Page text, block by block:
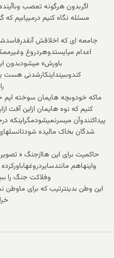
اگربدون هرگونه تعصب
مسئله نگاه کنیم درمییابیم که
جامعه ای که اخلاقش
اعدام میایستدوهردروغ
باورش» میشودبدون
کندوببینداینکارشدنی
ماکه خودوبچه هایمان سوخته ایم
کنیم که نوه هایمان ازاین آفت
پیداکنندوآن میسرنمیشودمگراینکه
شدگان بخاک مالیده
حاکمیت برای این هاازجنگ « تصویری
واینهاهم
وفلاکت جنگ را
این وطن بدینترتیب که برای